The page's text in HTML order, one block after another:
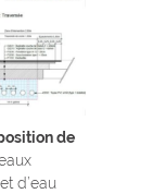
de
d’eau